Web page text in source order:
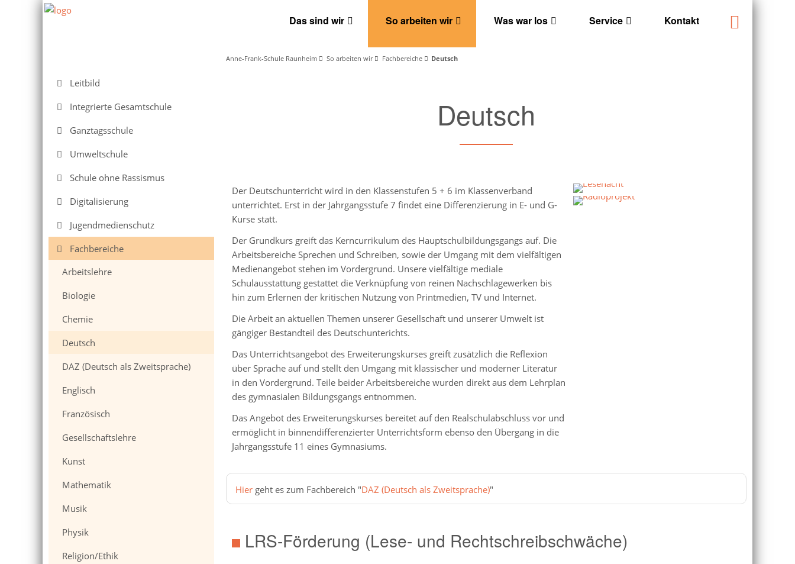
Das sind wir So arbeiten wir Was war los Service Kontakt
Anne-Frank-Schule Raunheim So arbeiten wir Fachbereiche Deutsch
Deutsch
Der Deutschunterricht wird in den Klassenstufen 5 + 6 im Klassenverband
unterrichtet. Erst in der Jahrgangsstufe 7 findet eine Differenzierung in E- und G-
Kurse statt.
Der Grundkurs greift das Kerncurrikulum des Hauptschulbildungsgangs auf. Die
Arbeitsbereiche Sprechen und Schreiben, sowie der Umgang mit dem vielfältigen
Medienangebot stehen im Vordergrund. Unsere vielfältige mediale
Schulausstattung gestattet die Verknüpfung von reinen Nachschlagewerken bis
hin zum Erlernen der kritischen Nutzung von Printmedien, TV und Internet.
Die Arbeit an aktuellen Themen unserer Gesellschaft und unserer Umwelt ist
gängiger Bestandteil des Deutschunterichts.
Das Unterrichtsangebot des Erweiterungskurses greift zusätzlich die Reflexion
über Sprache auf und stellt den Umgang mit klassischer und moderner Literatur
in den Vordergrund. Teile beider Arbeitsbereiche wurden direkt aus dem Lehrplan
des gymnasialen Bildungsgangs entnommen.
Das Angebot des Erweiterungskurses bereitet auf den Realschulabschluss vor und
ermöglicht in binnendifferenzierter Unterrichtsform ebenso den Übergang in die
Jahrgangsstufe 11 eines Gymnasiums.
Hier geht es zum Fachbereich "DAZ (Deutsch als Zweitsprache)"
LRS-Förderung (Lese- und Rechtschreibschwäche)
Navigation
Leitbild
Integrierte Gesamtschule
Ganztagsschule
Umweltschule
Schule ohne Rassismus
Digitalisierung
Jugendmedienschutz
Fachbereiche
Arbeitslehre
Biologie
Chemie
Deutsch
DAZ (Deutsch als Zweitsprache)
Englisch
Französisch
Gesellschaftslehre
Kunst
Mathematik
Musik
Physik
Religion/Ethik